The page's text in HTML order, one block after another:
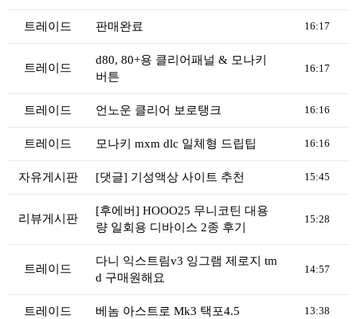
업체
제휴업체
트레이드
즐겨찾기
트레이드 판매완료 16:17
트레이드
d80, 80+용 클리어패널 & 모나키
버튼
16:17
트레이드 언노운 클리어 보로탱크 16:16
트레이드 모나키 mxm dlc 일체형 드립팁 16:16
자유게시판 [댓글] 기성액상 사이트 추천 15:45
리뷰게시판
[후에버] HOOO25 무니코틴 대용
량 일회용 디바이스 2종 후기
15:28
트레이드
다니 익스트림v3 잉그램 제로지 tm
d 구매원해요
14:57
트레이드 베놈 아스트로 Mk3 택포4.5 13:38